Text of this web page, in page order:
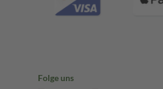
Folge uns